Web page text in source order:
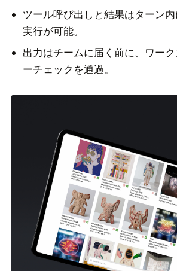
ツール呼び出しと結果はターン
実行が可能。
出力はチームに届く前に、ワー
ーチェックを通過。